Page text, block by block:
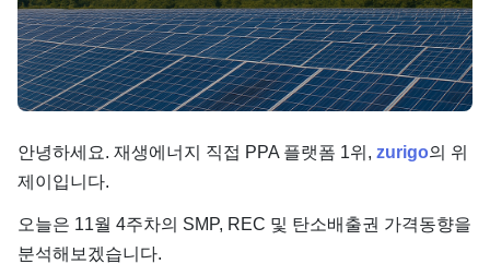
PPA 플레이
성공사례
에너지브리핑
단가
회사소개
안녕하세요. 재생에너지 직접 PPA 플랫폼 1위, zurigo의 위
제이입니다.
오늘은 11월 4주차의 SMP, REC 및 탄소배출권 가격동향을
분석해보겠습니다.